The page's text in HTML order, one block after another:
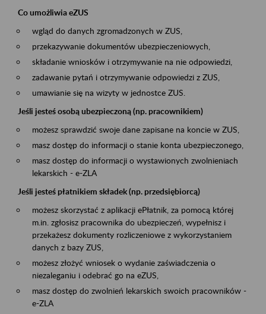
Co umożliwia eZUS
wgląd do danych zgromadzonych w ZUS,
przekazywanie dokumentów ubezpieczeniowych,
składanie wniosków i otrzymywanie na nie odpowiedzi,
zadawanie pytań i otrzymywanie odpowiedzi z ZUS,
umawianie się na wizyty w jednostce ZUS.
Jeśli jesteś osobą ubezpieczoną (np. pracownikiem)
możesz sprawdzić swoje dane zapisane na koncie w ZUS,
masz dostęp do informacji o stanie konta ubezpieczonego,
masz dostęp do informacji o wystawionych zwolnieniach
lekarskich - e-ZLA
Jeśli jesteś płatnikiem składek (np. przedsiębiorcą)
możesz skorzystać z aplikacji ePłatnik, za pomocą której
m.in. zgłosisz pracownika do ubezpieczeń, wypełnisz i
przekażesz dokumenty rozliczeniowe z wykorzystaniem
danych z bazy ZUS,
możesz złożyć wniosek o wydanie zaświadczenia o
niezaleganiu i odebrać go na eZUS,
masz dostęp do zwolnień lekarskich swoich pracowników -
e-ZLA